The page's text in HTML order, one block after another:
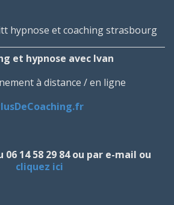
et hypnose avec Ivan
à distance / en ligne
06 14 58 29 84 ou par e-mail ou
cliquez ici